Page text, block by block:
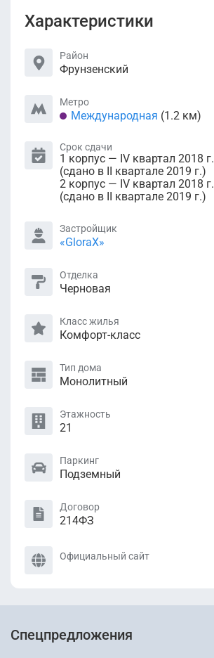
Характеристики
Район
Фрунзенский
Метро
Международная (1.2 км)
Срок сдачи
1 корпус — IV квартал 2018 г.
(сдано в II квартале 2019 г.)
2 корпус — IV квартал 2018 г.
(сдано в II квартале 2019 г.)
Застройщик
«GloraX»
Отделка
Черновая
Класс жилья
Комфорт-класс
Тип дома
Монолитный
Этажность
21
Паркинг
Подземный
Договор
214ФЗ
Официальный сайт
Спецпредложения